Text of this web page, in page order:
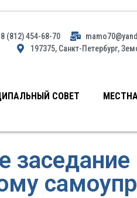
8 (812) 454-68-70
197375, Санкт-Петербург,
СОВЕТ